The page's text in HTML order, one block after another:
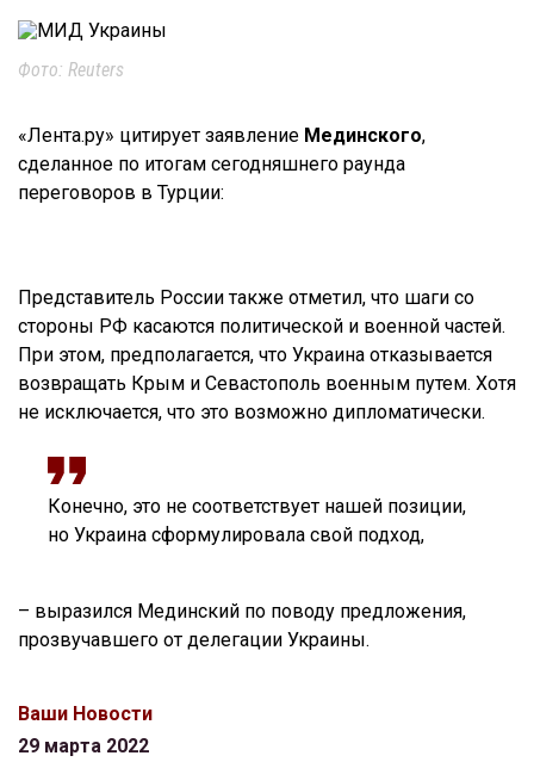
Фото: Reuters
«Лента.ру» цитирует заявление Мединского,
сделанное по итогам сегодняшнего раунда
переговоров в Турции:
Представитель России также отметил, что шаги со
стороны РФ касаются политической и военной частей.
При этом, предполагается, что Украина отказывается
возвращать Крым и Севастополь военным путем. Хотя
не исключается, что это возможно дипломатически.
Конечно, это не соответствует нашей позиции,
но Украина сформулировала свой подход,
– выразился Мединский по поводу предложения,
прозвучавшего от делегации Украины.
Ваши Новости
29 марта 2022